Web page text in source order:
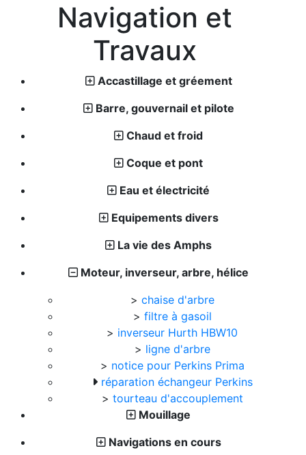
Navigation et
Travaux
Accastillage et gréement
Barre, gouvernail et pilote
Chaud et froid
Coque et pont
Eau et électricité
Equipements divers
La vie des Amphs
Moteur, inverseur, arbre, hélice
> chaise d'arbre
> filtre à gasoil
> inverseur Hurth HBW10
> ligne d'arbre
> notice pour Perkins Prima
réparation échangeur Perkins
> tourteau d'accouplement
Mouillage
Navigations en cours